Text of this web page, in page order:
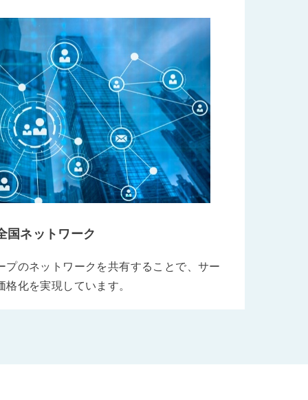
国ネットワーク
プのネットワークを共有することで、サー
化を実現しています。